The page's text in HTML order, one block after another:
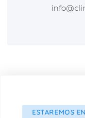
ESTAREMOS